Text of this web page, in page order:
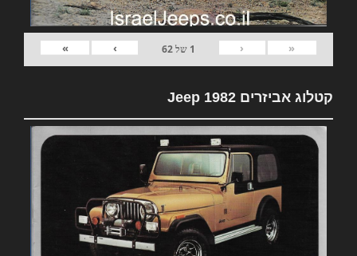
«
‹
1 של62
›
»
קטלוג אביזרים 1982 Jeep